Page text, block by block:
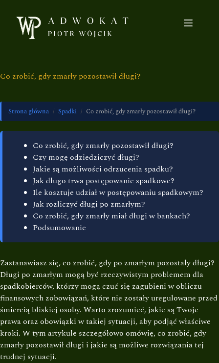
Co zrobić, gdy zmarły pozostawił długi?
Strona główna / Spadki / Co zrobić, gdy zmarły pozostawił długi?
Co zrobić, gdy zmarły pozostawił długi?
Czy mogę odziedziczyć długi?
Jakie są możliwości odrzucenia spadku?
Jak długo trwa postępowanie spadkowe?
Ile kosztuje udział w postępowaniu spadkowym?
Jak rozliczyć długi po zmarłym?
Co zrobić, gdy zmarły miał długi w bankach?
Podsumowanie
Zastanawiasz się, co zrobić, gdy po zmarłym pozostały długi?
Długi po zmarłym mogą być rzeczywistym problemem dla
spadkobierców, którzy mogą czuć się zagubieni w obliczu
finansowych zobowiązań, które nie zostały uregulowane przed
śmiercią bliskiej osoby. Warto zrozumieć, jakie są Twoje
prawa oraz obowiązki w takiej sytuacji, aby podjąć właściwe
kroki. W tym artykule szczegółowo omówię, co zrobić, gdy
zmarły pozostawił długi i jakie są możliwe rozwiązania tej
trudnej sytuacji.